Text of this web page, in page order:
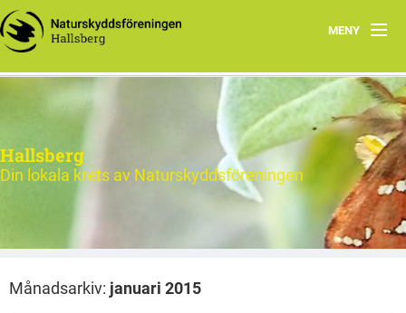
MENY
Hem
Nytt och Aktuellt
Verksamheten
Aktiviteter 2026
Natur
Hallsberg
Din lokala krets av Naturskyddsföreningen
Månadsarkiv: januari 2015